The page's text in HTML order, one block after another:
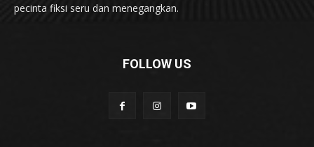
pecinta fiksi seru dan menegangkan.
FOLLOW US